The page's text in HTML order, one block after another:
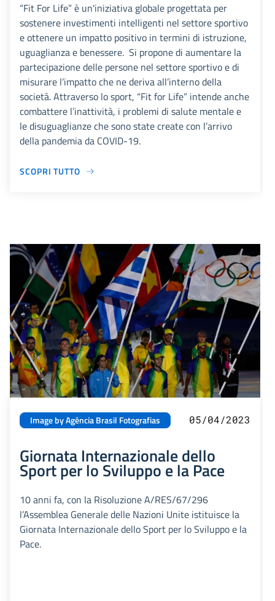
“Fit For Life” è un'iniziativa globale progettata per
sostenere investimenti intelligenti nel settore sportivo
e ottenere un impatto positivo in termini di istruzione,
uguaglianza e benessere. Si propone di aumentare la
partecipazione delle persone nel settore sportivo e di
misurare l’impatto che ne deriva all’interno della
società. Attraverso lo sport, “Fit for Life” intende anche
combattere l’inattività, i problemi di salute mentale e
le disuguaglianze che sono state create con l’arrivo
della pandemia da COVID-19.
SCOPRI TUTTO
Image by Agência Brasil Fotografias 05/04/2023
Giornata Internazionale dello
Sport per lo Sviluppo e la Pace
10 anni fa, con la Risoluzione A/RES/67/296
l’Assemblea Generale delle Nazioni Unite istituisce la
Giornata Internazionale dello Sport per lo Sviluppo e la
Pace.